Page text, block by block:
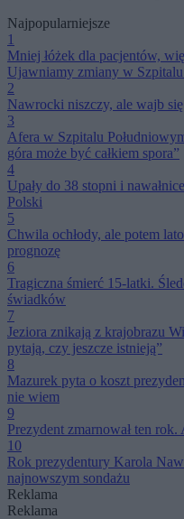
Najpopularniejsze
1
Mniej łóżek dla pacjentów,
Ujawniamy zmiany w
2
Nawrocki niszczy, ale wajb
3
Afera w Szpitalu
góra może być całkiem spora”
4
Upały do 38 stopni i
Polski
5
Chwila ochłody, ale potem
prognozę
6
Tragiczna śmierć 15-latki.
świadków
7
Jeziora znikają z krajobrazu
pytają, czy jeszcze istnieją”
8
Mazurek pyta o koszt
nie wiem
9
Prezydent zmarnował ten
10
Rok prezydentury Karola
najnowszym sondażu
Reklama
Reklama